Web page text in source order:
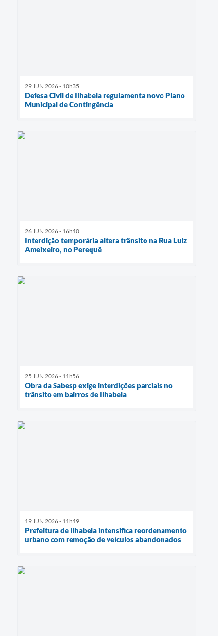
29 JUN 2026 - 10h35
Defesa Civil de Ilhabela regulamenta novo Plano
Municipal de Contingência
26 JUN 2026 - 16h40
Interdição temporária altera trânsito na Rua Luiz
Ameixeiro, no Perequê
25 JUN 2026 - 11h56
Obra da Sabesp exige interdições parciais no
trânsito em bairros de Ilhabela
19 JUN 2026 - 11h49
Prefeitura de Ilhabela intensifica reordenamento
urbano com remoção de veículos abandonados